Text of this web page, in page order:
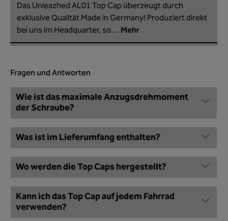
Das Unleazhed AL01 Top Cap überzeugt durch
exklusive Qualität Made in Germany! Produziert direkt
bei uns im Headquarter, so… Mehr
Fragen und Antworten
Wie ist das maximale Anzugsdrehmoment
der Schraube?
Was ist im Lieferumfang enthalten?
Wo werden die Top Caps hergestellt?
Kann ich das Top Cap auf jedem Fahrrad
verwenden?